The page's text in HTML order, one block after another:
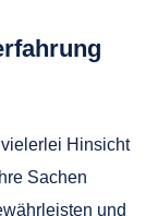
Hinsicht
Sachen
und